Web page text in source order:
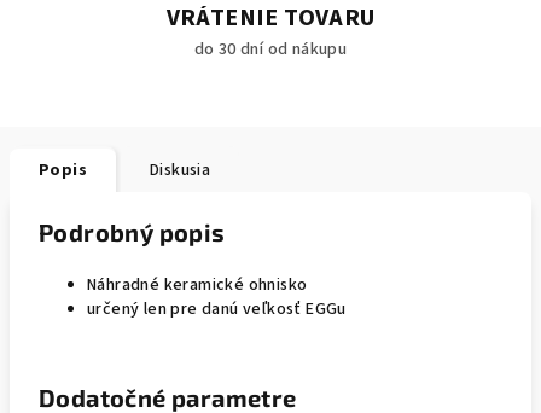
VRÁTENIE TOVARU
do 30 dní od nákupu
Popis Diskusia
Podrobný popis
Náhradné keramické ohnisko
určený len pre danú veľkosť EGGu
Dodatočné parametre